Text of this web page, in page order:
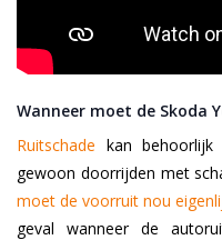
Wanneer moet de Skoda
Ruitschade kan
gewoon doorrijden met
moet de voorruit nou
geval wanneer de